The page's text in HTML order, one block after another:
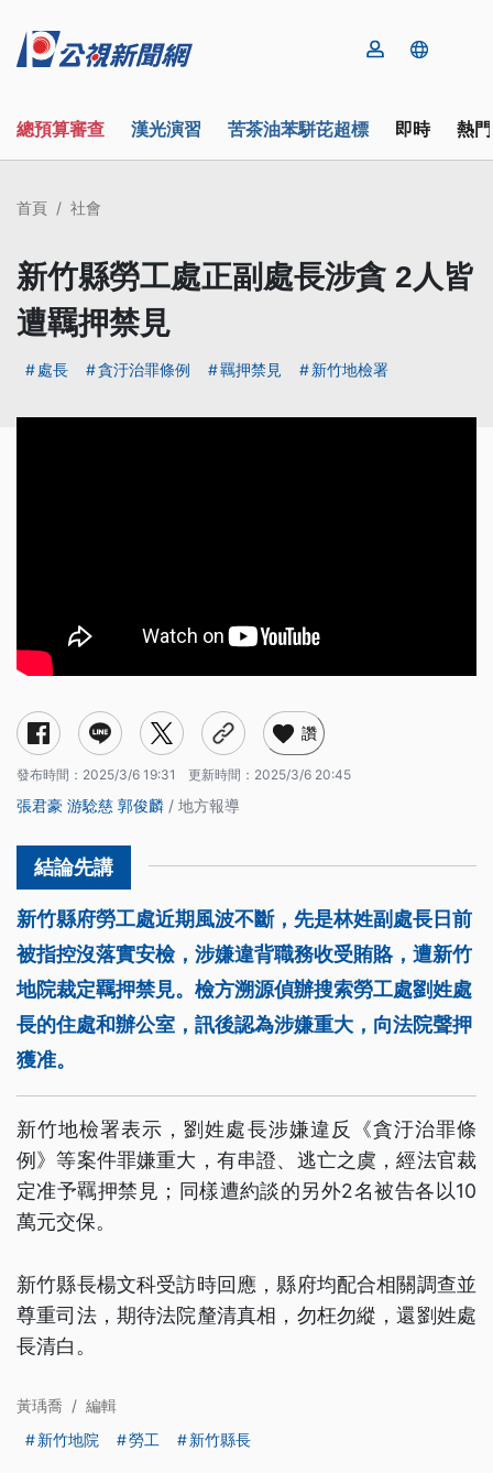
總預算審查 漢光演習 苦茶油苯駢芘超標 即時 熱
首頁 社會
新竹縣勞工處正副處長涉貪 2人皆
遭羈押禁見
處長 貪汙治罪條例 羈押禁見 新竹地檢署
讚
發布時間： 2025/3/6 19:31 更新時間： 2025/3/6 20:45
張君豪 游騐慈 郭俊麟 / 地方報導
新竹縣府勞工處近期風波不斷，先是林姓副處長日前
被指控沒落實安檢，涉嫌違背職務收受賄賂，遭新竹
地院裁定羈押禁見。檢方溯源偵辦搜索勞工處劉姓處
長的住處和辦公室，訊後認為涉嫌重大，向法院聲押
獲准。
新竹地檢署表示，劉姓處長涉嫌違反《貪汙治罪條
例》等案件罪嫌重大，有串證、逃亡之虞，經法官裁
定准予羈押禁見；同樣遭約談的另外2名被告各以10
萬元交保。
新竹縣長楊文科受訪時回應，縣府均配合相關調查並
尊重司法，期待法院釐清真相，勿枉勿縱，還劉姓處
長清白。
黃瑀喬 / 編輯
新竹地院
勞工 新竹縣長